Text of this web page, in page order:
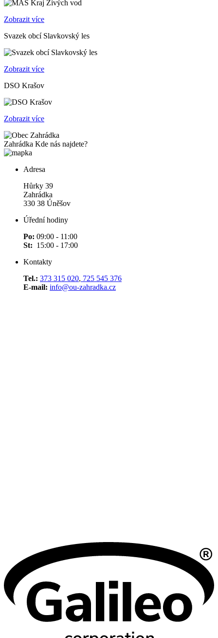
Zobrazit více
Svazek obcí Slavkovský les
Zobrazit více
DSO Krašov
Zobrazit více
Zahrádka Kde nás najdete?
Adresa
Hůrky 39
Zahrádka
330 38 Úněšov
Úřední hodiny
Po: 09:00 - 11:00
St: 15:00 - 17:00
Kontakty
Tel.: 373 315 020, 725 545 376
E-mail: info@ou-zahradka.cz